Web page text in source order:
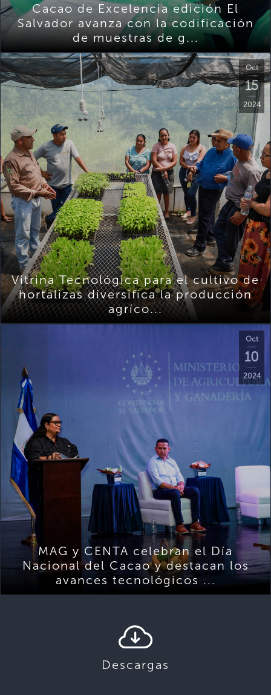
Cacao de Excelencia edición El
Salvador avanza con la codificación
de muestras de g...
Oct
15
2024
Vitrina Tecnológica para el cultivo de
hortalizas diversifica la producción
agríco...
Oct
10
2024
MAG y CENTA celebran el Día
Nacional del Cacao y destacan los
avances tecnológicos ...
Descargas